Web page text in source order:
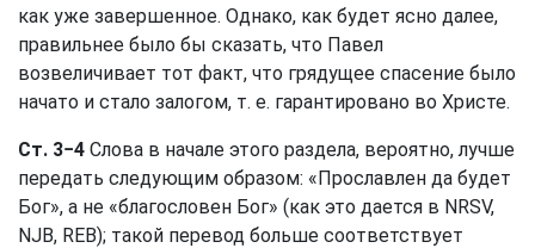
как уже завершенное. Однако, как будет ясно далее,
правильнее было бы сказать, что Павел
возвеличивает тот факт, что грядущее спасение было
начато и стало залогом, т. е. гарантировано во Христе.
Ст. 3−4 Слова в начале этого раздела, вероятно, лучше
передать следующим образом: «Прославлен да будет
Бог», а не «благословен Бог» (как это дается в NRSV,
NJB, REB); такой перевод больше соответствует